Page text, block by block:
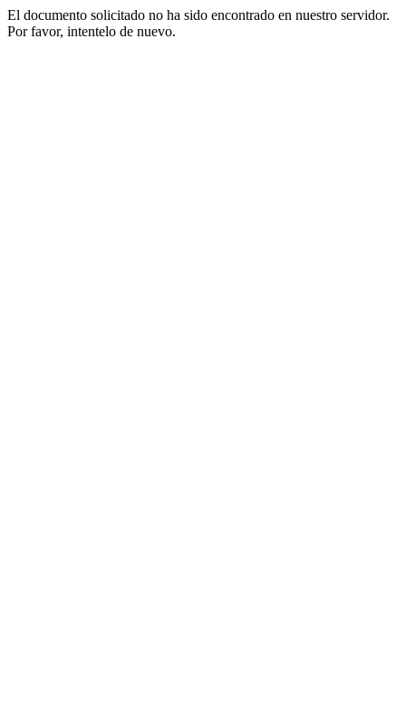
El documento solicitado no ha sido encontrado en nuestro servidor.
Por favor, intentelo de nuevo.